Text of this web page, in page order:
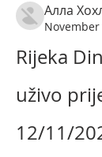
Алла
November
Rijeka
uživo
12/11/